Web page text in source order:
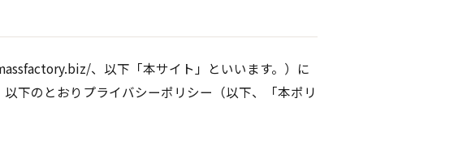
、以下「本サイト」といいます。）に
下のとおりプライバシーポリシー（以下、「本ポリ